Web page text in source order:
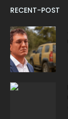
RECENT-POST